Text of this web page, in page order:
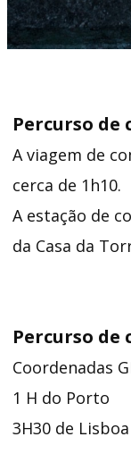
Percurso de
A viagem de​
cerca de 1h10.
A estação de
da Casa da
Percurso de
Coordenadas
1 H do Porto
3H30 de Lisboa